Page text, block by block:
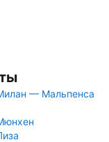
— Мальпенса